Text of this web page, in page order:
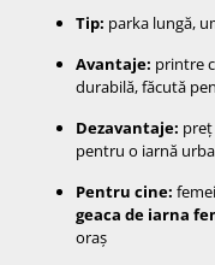
Tip: parka lungă,
Avantaje: printre
durabilă, făcută
Dezavantaje:
pentru o iarnă
Pentru cine:
geaca de iarna
oraș